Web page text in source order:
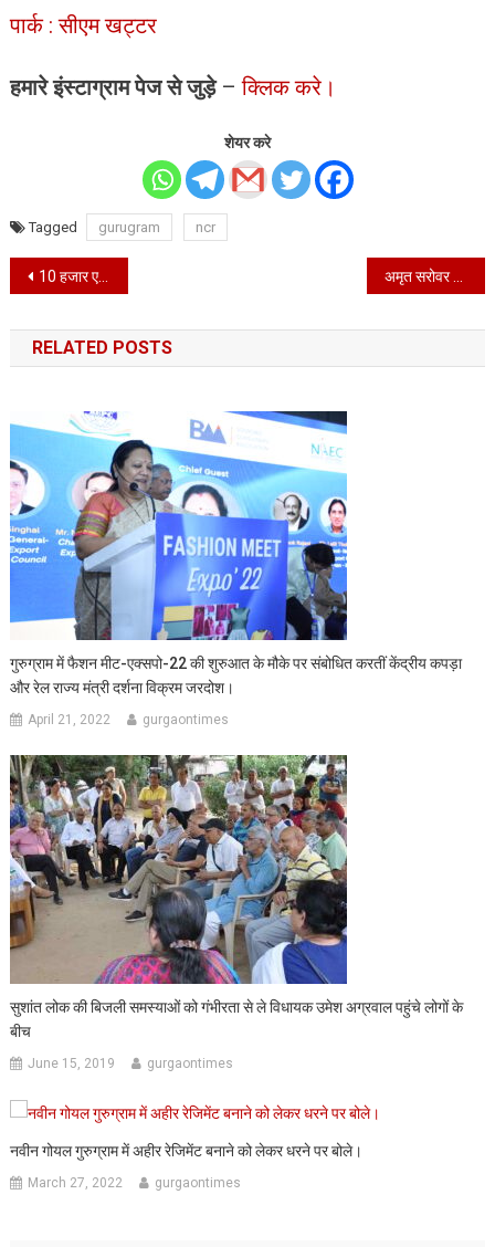
पार्क : सीएम खट्टर
हमारे इंस्टाग्राम पेज से जुड़े–क्लिक करे।
शेयर करे
Tagged gurugram ncr
Post
navigation
10 हजार एकड में स्थापित होगा अरावली सफारी पार्क : सीएम खट्टर अमृत सरोवर की तर्ज पर ही 75 गांवों में लाइब्रेरी का निर्माण: भूपेंद्र यादव
RELATED POSTS
गुरुग्राम में फैशन मीट-एक्सपो-22 की शुरुआत के मौके पर संबोधित करतीं केंद्रीय कपड़ा
और रेल राज्य मंत्री दर्शना विक्रम जरदोश।
April 21, 2022 gurgaontimes
सुशांत लोक की बिजली समस्याओं को गंभीरता से ले विधायक उमेश अग्रवाल पहुंचे लोगों के
बीच
June 15, 2019 gurgaontimes
नवीन गोयल गुरुग्राम में अहीर रेजिमेंट बनाने को लेकर धरने पर बोले।
March 27, 2022 gurgaontimes